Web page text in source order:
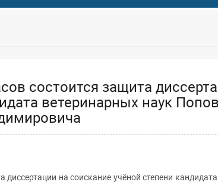
состоится защита
ветеринарных наук
на соискание учёной степени